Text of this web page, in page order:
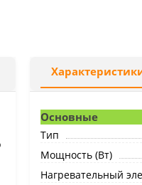
Основные
Тип
Мощность (Вт)
Нагревательный